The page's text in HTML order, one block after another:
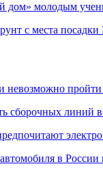
дом» молодым
с места
невозможно пройти
линий в
в